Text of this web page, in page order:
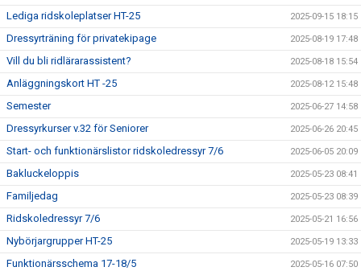
Lediga ridskoleplatser HT-25 2025-09-15 18:15
Dressyrträning för privatekipage 2025-08-19 17:48
Vill du bli ridlärarassistent? 2025-08-18 15:54
Anläggningskort HT -25 2025-08-12 15:48
Semester 2025-06-27 14:58
Dressyrkurser v.32 för Seniorer 2025-06-26 20:45
Start- och funktionärslistor ridskoledressyr 7/6 2025-06-05 20:09
Bakluckeloppis 2025-05-23 08:41
Familjedag 2025-05-23 08:39
Ridskoledressyr 7/6 2025-05-21 16:56
Nybörjargrupper HT-25 2025-05-19 13:33
Funktionärsschema 17-18/5 2025-05-16 07:50